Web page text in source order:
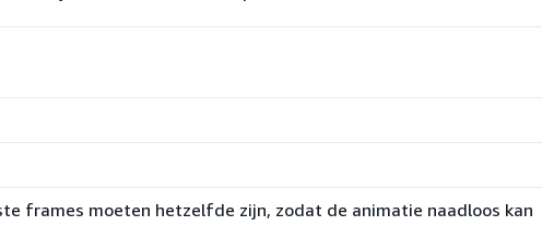
frames moeten hetzelfde zijn, zodat de animatie naadloos kan